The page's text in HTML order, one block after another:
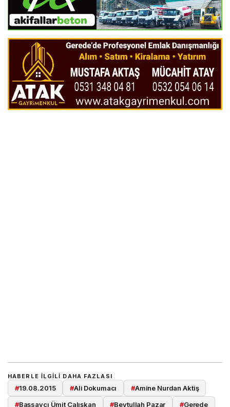
HABERLE ILGILI DAHA FAZLASI
#19.08.2015 #Ali Dokumacı #Amine Nurdan Aktiş
#Başsavcı Ümit Çalışkan #Beytullah Pazar #Gerede